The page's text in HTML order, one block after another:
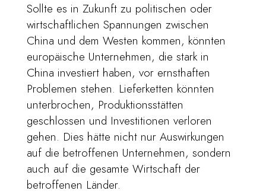
Sollte es in Zukunft zu politischen oder
wirtschaftlichen Spannungen zwischen
China und dem Westen kommen, könnten
europäische Unternehmen, die stark in
China investiert haben, vor ernsthaften
Problemen stehen. Lieferketten könnten
unterbrochen, Produktionsstätten
geschlossen und Investitionen verloren
gehen. Dies hätte nicht nur Auswirkungen
auf die betroffenen Unternehmen, sondern
auch auf die gesamte Wirtschaft der
betroffenen Länder.